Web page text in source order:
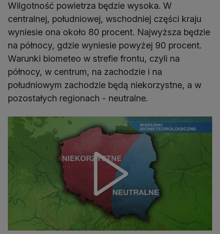
Wilgotność powietrza będzie wysoka. W
centralnej, południowej, wschodniej części kraju
wyniesie ona około 80 procent. Najwyższa będzie
na północy, gdzie wyniesie powyżej 90 procent.
Warunki biometeo w strefie frontu, czyli na
północy, w centrum, na zachodzie i na
południowym zachodzie będą niekorzystne, a w
pozostałych regionach - neutralne.